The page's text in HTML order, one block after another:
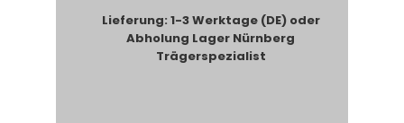
Lieferung: 1-3 Werktage (DE) oder
Abholung Lager Nürnberg
Trägerspezialist